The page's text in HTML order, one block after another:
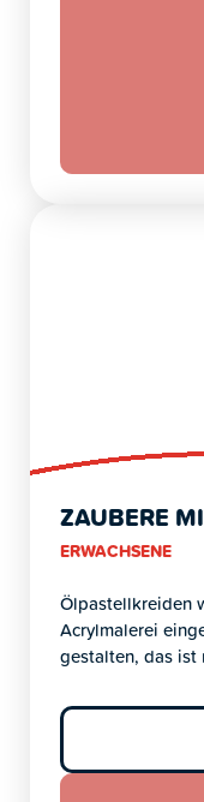
ZAUBERE
ERWACHSENE
Ölpastellkreiden
Acrylmalerei
gestalten, das ist